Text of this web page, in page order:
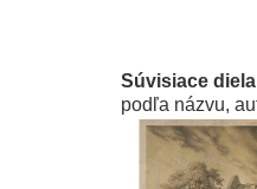
Súvisiace diela
podľa názvu,